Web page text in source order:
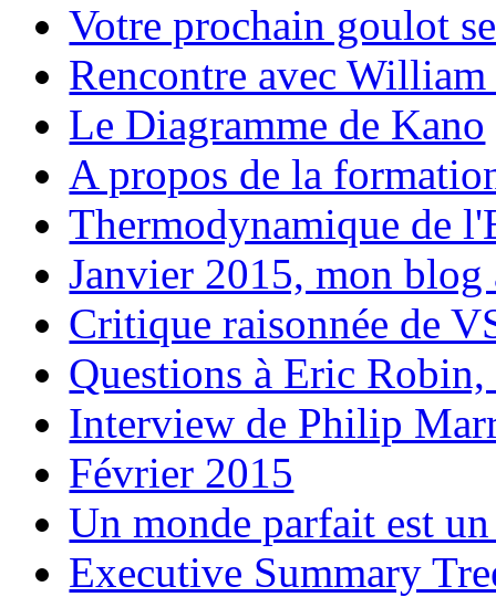
Votre prochain goulot
Rencontre avec
Le Diagramme de Kano
A propos de la
Thermodynamique de
Janvier 2015, mon blog
Critique raisonnée de
Questions à Eric
Interview de Philip
Février 2015
Un monde parfait est
Executive Summary